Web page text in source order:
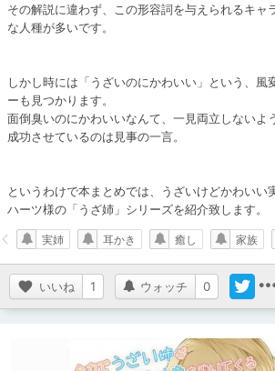
その解説に違わず、この形容詞を与えられるキャ
な人種が多いです。
しかし時には「うざいのにかわいい」という、風
ーも見つかります。
面倒臭いのにかわいいなんて、一見両立しないよ
成功させているのは見事の一言。
というわけで本まとめでは、うざいけどかわいい
ハーツ様の「うざ姉」シリーズを紹介致します。
いいね 1 ウォッチ 0
実姉 耳かき 癒し 家族